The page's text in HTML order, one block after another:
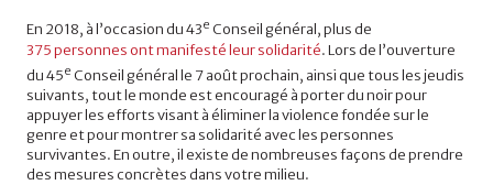
En 2018, à l’occasion du 43e Conseil général, plus de
375 personnes ont manifesté leur solidarité. Lors de l’ouverture
du 45e Conseil général le 7 août prochain, ainsi que tous les jeudis
suivants, tout le monde est encouragé à porter du noir pour
appuyer les efforts visant à éliminer la violence fondée sur le
genre et pour montrer sa solidarité avec les personnes
survivantes. En outre, il existe de nombreuses façons de prendre
des mesures concrètes dans votre milieu.